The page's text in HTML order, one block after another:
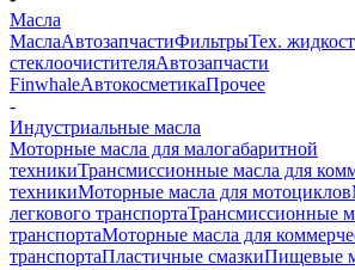
Масла
МаслаАвтозапчастиФильтрыТех.
стеклоочистителяАвтозапчасти
FinwhaleАвтокосметикаПрочее
-
Индустриальные масла
Моторные масла для малогабаритной
техникиТрансмиссионные масла для
техникиМоторные масла для мотоциклов
легкового транспортаТрансмиссионные
транспортаМоторные масла для
транспортаПластичные смазкиПищевые